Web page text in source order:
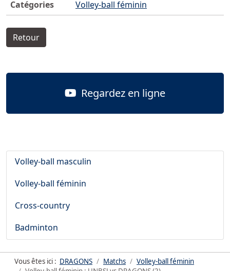
Catégories
Volley-ball féminin
Retour
Regardez en ligne
Volley-ball masculin
Volley-ball féminin
Cross-country
Badminton
Vous êtes ici : DRAGONS Matchs
Volley-ball féminin